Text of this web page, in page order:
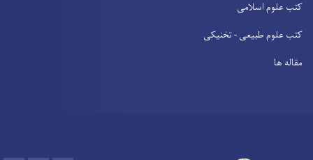
کتب علوم اسلامی
کتب علوم طبیعی - تخنیکی
مقاله ها